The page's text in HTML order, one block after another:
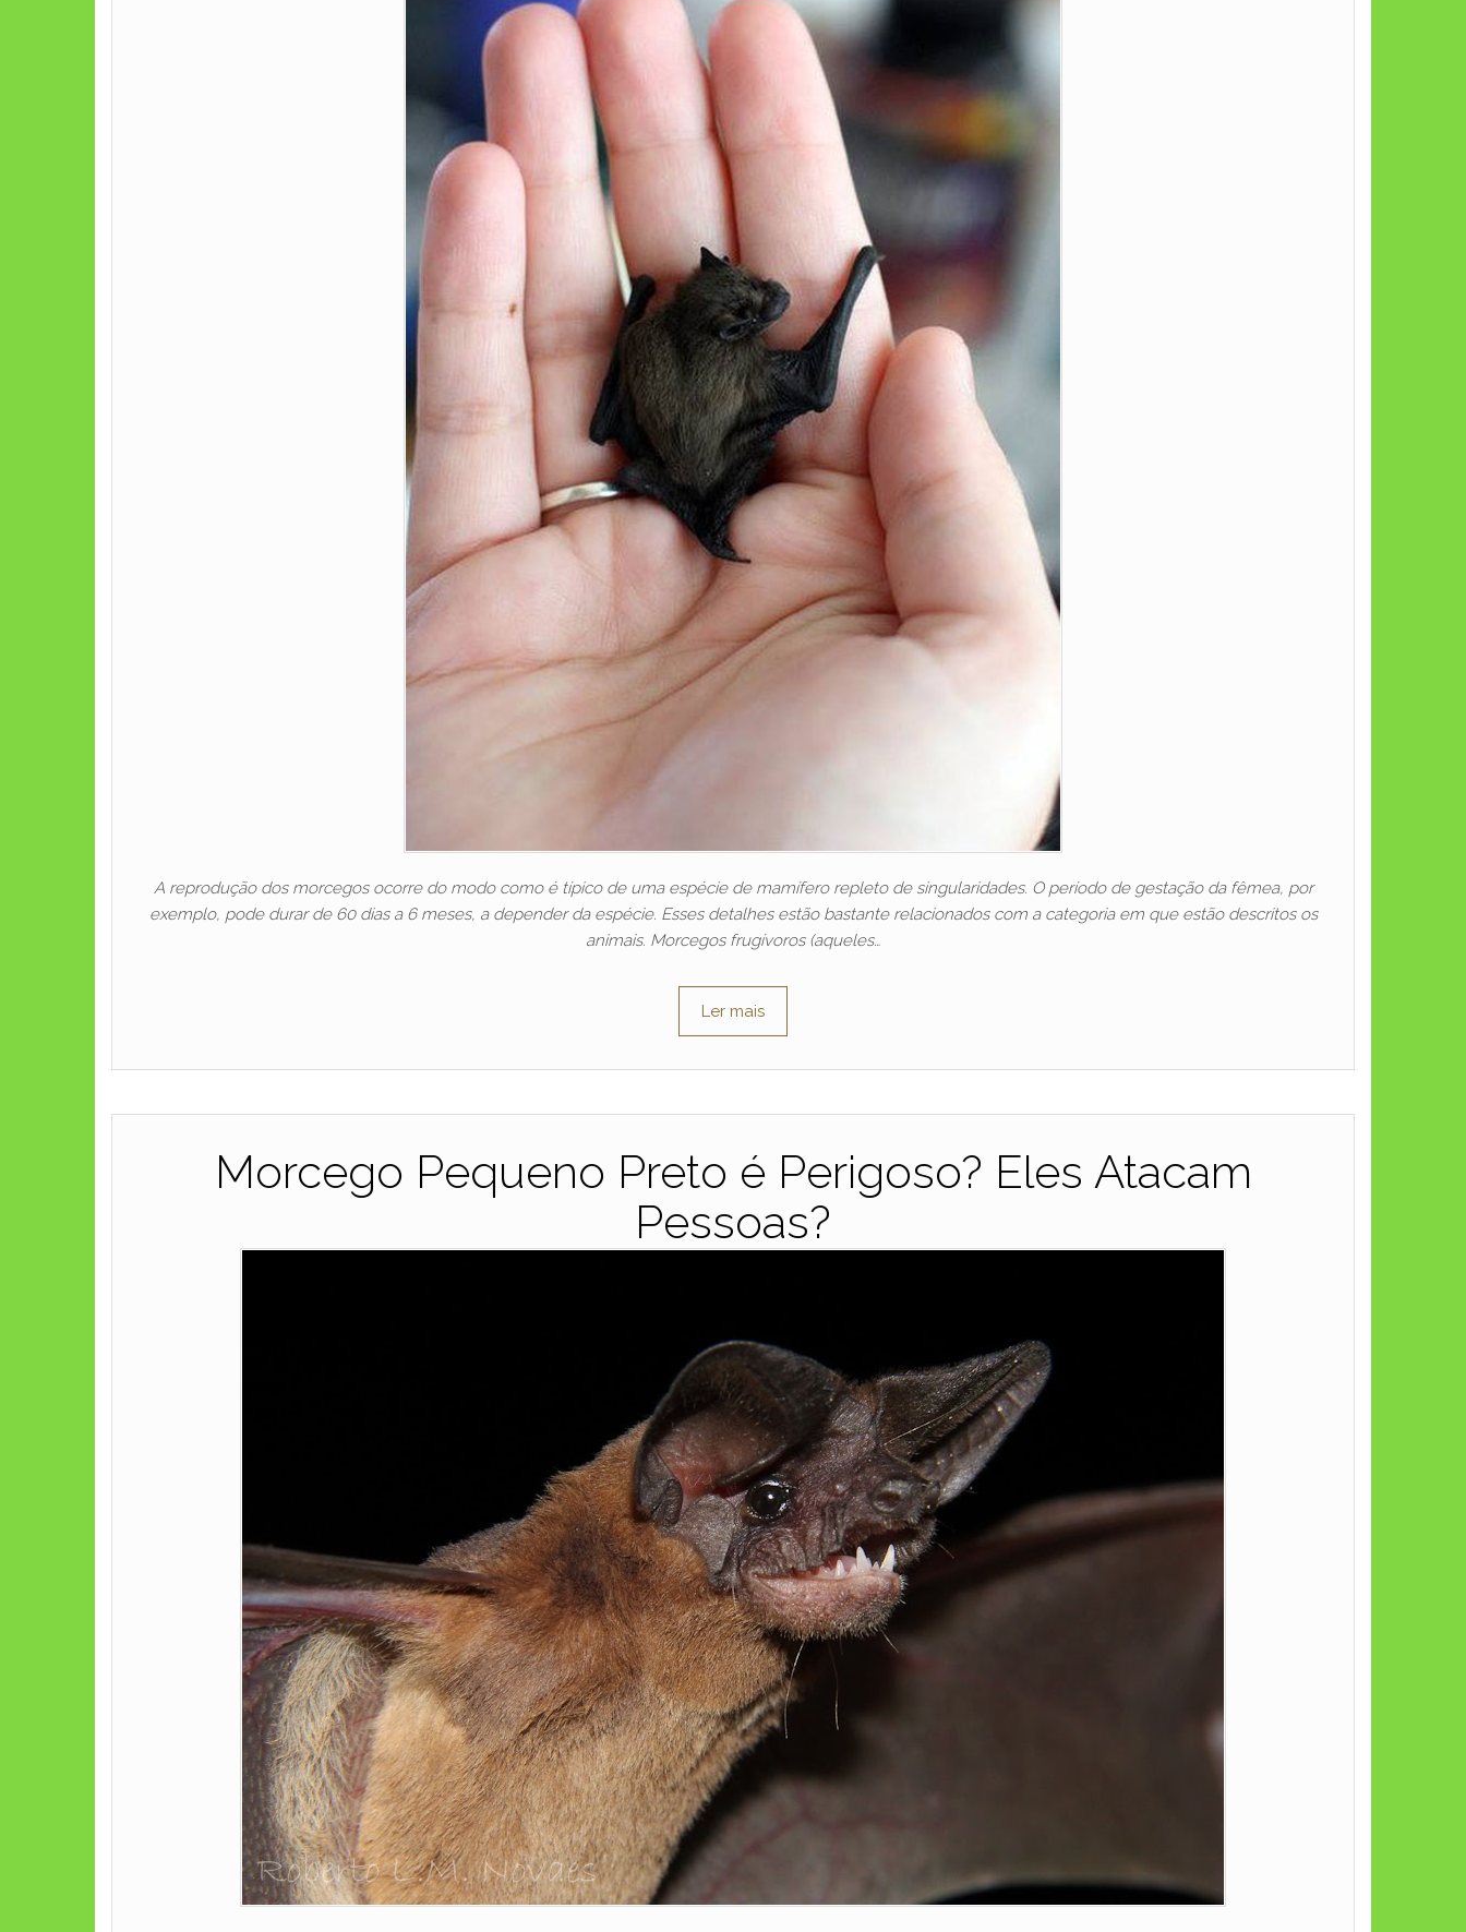
A reprodução dos morcegos ocorre do modo como é típico de uma espécie de mamífero repleto de singularidades. O período de gestação da fêmea, por
exemplo, pode durar de 60 dias a 6 meses, a depender da espécie. Esses detalhes estão bastante relacionados com a categoria em que estão descritos os
animais. Morcegos frugívoros (aqueles…
Ler mais
Morcego Pequeno Preto é Perigoso? Eles Atacam
Pessoas?